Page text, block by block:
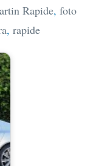
Rapide, foto
, rapide